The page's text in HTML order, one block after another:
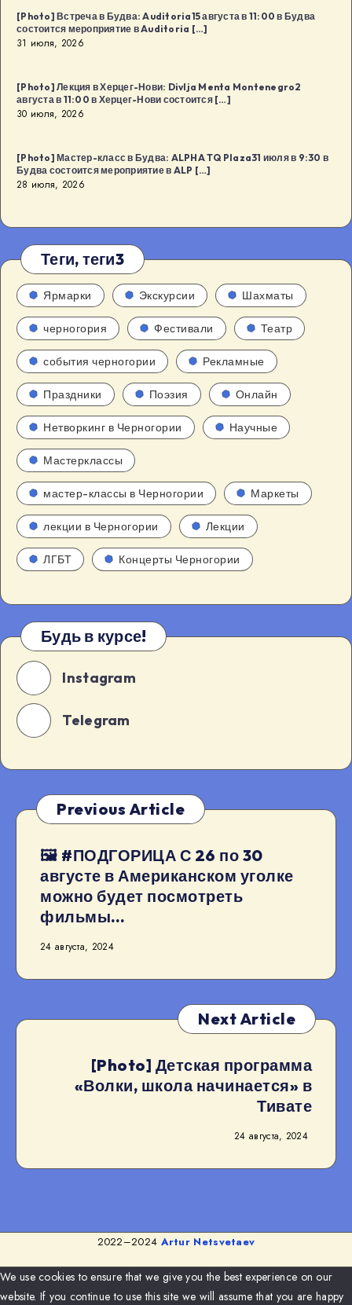
[Photo] Встреча в Будва: Auditoria15 августа в 11:00 в Будва
состоится мероприятие в Auditoria […]
31 июля, 2026
[Photo] Лекция в Херцег-Нови: Divlja Menta Montenegro2
августа в 11:00 в Херцег-Нови состоится […]
30 июля, 2026
[Photo] Мастер-класс в Будва: ALPHA TQ Plaza31 июля в 9:30 в
Будва состоится мероприятие в ALP […]
28 июля, 2026
Теги, теги3
Ярмарки Экскурсии Шахматы
черногория Фестивали Театр
события черногории Рекламные
Праздники Поэзия Онлайн
Нетворкинг в Черногории Научные
Мастерклассы
мастер-классы в Черногории Маркеты
лекции в Черногории Лекции
ЛГБТ Концерты Черногории
Будь в курсе!
Instagram
Telegram
Previous Article
🖼 #ПОДГОРИЦА С 26 по 30
августе в Американском уголке
можно будет посмотреть
фильмы…
24 августа, 2024
Next Article
[Photo] Детская программа
«Волки, школа начинается» в
Тивате
24 августа, 2024
2022–2024 Artur Netsvetaev
We use cookies to ensure that we give you the best experience on our
website. If you continue to use this site we will assume that you are happy